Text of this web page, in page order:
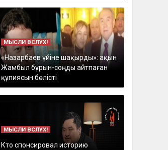
МЫСЛИ ВСЛУХ!
«Назарбаев үйіне шақырды»: ақын
Жамбыл бұрын-соңды айтпаған
құпиясын бөлісті
МЫСЛИ ВСЛУХ!
Кто спонсировал историю